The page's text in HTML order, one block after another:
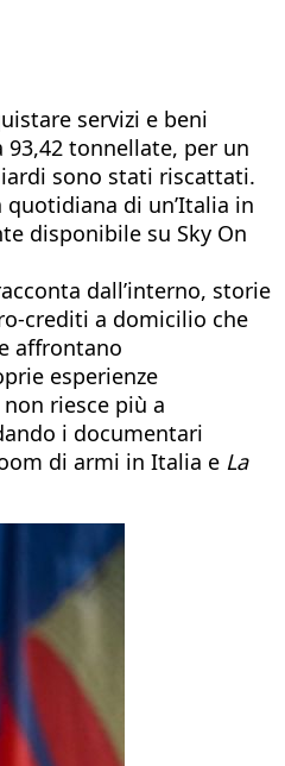
servizi e beni
tonnellate, per un
sono stati riscattati.
di un’Italia in
disponibile su Sky On
dall’interno, storie
crediti a domicilio che
affrontano
esperienze
riesce più a
i documentari
di armi in Italia e La